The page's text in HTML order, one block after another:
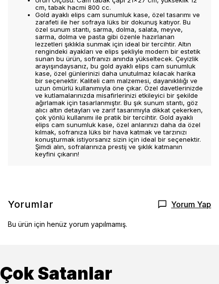
cm, tabak hacmi 800 cc.
Gold ayaklı elips cam sunumluk kase, özel tasarımı ve
zarafeti ile her sofraya lüks bir dokunuş katıyor. Bu
özel sunum stantı, sarma, dolma, salata, meyve,
sarma, dolma ve pasta gibi özenle hazırlanan
lezzetleri şıklıkla sunmak için ideal bir tercihtir. Altın
rengindeki ayakları ve elips şekliyle modern bir estetik
sunan bu ürün, sofranızı anında yükseltecek. Çeyizlik
arayışındaysanız, bu gold ayaklı elips cam sunumluk
kase, özel günlerinizi daha unutulmaz kılacak harika
bir seçenektir. Kaliteli cam malzemesi, dayanıklılığı ve
uzun ömürlü kullanımıyla öne çıkar. Özel davetlerinizde
ve kutlamalarınızda misafirlerinizi etkileyici bir şekilde
ağırlamak için tasarlanmıştır. Bu şık sunum stantı, göz
alıcı altın detayları ve zarif tasarımıyla dikkat çekerken,
çok yönlü kullanımı ile pratik bir tercihtir. Gold ayaklı
elips cam sunumluk kase, özel anlarınızı daha da özel
kılmak, sofranıza lüks bir hava katmak ve tarzınızı
konuşturmak istiyorsanız sizin için ideal bir seçenektir.
Şimdi alın, sofralarınıza prestij ve şıklık katmanın
keyfini çıkarın!
Yorumlar Yorum Yap
Bu ürün için henüz yorum yapılmamış.
Çok Satanlar